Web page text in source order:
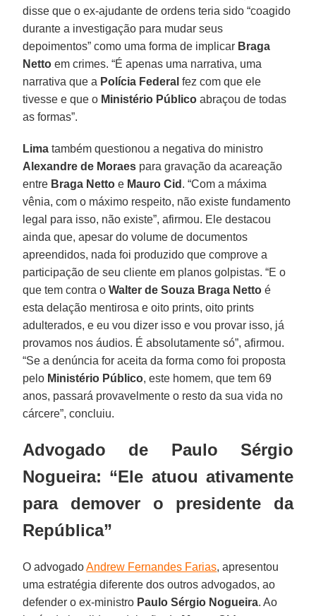
disse que o ex-ajudante de ordens teria sido “coagido
durante a investigação para mudar seus
depoimentos” como uma forma de implicar Braga
Netto em crimes. “É apenas uma narrativa, uma
narrativa que a Polícia Federal fez com que ele
tivesse e que o Ministério Público abraçou de todas
as formas”.
Lima também questionou a negativa do ministro
Alexandre de Moraes para gravação da acareação
entre Braga Netto e Mauro Cid . “Com a máxima
vênia, com o máximo respeito, não existe fundamento
legal para isso, não existe”, afirmou. Ele destacou
ainda que, apesar do volume de documentos
apreendidos, nada foi produzido que comprove a
participação de seu cliente em planos golpistas. “E o
que tem contra oWalter de Souza Braga Netto é
esta delação mentirosa e oito prints, oito prints
adulterados, e eu vou dizer isso e vou provar isso, já
provamos nos áudios. É absolutamente só”, afirmou.
“Se a denúncia for aceita da forma como foi proposta
pelo Ministério Público, este homem, que tem 69
anos, passará provavelmente o resto da sua vida no
cárcere”, concluiu.
Advogado de Paulo Sérgio
Nogueira: “Ele atuou ativamente
para demover o presidente da
República”
O advogadoAndrew Fernandes Farias, apresentou
uma estratégia diferente dos outros advogados, ao
defender o ex-ministro Paulo Sérgio Nogueira. Ao